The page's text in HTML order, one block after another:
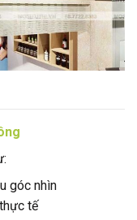
góc nhìn
tế